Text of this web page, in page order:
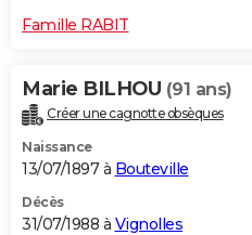
Famille RABIT
Marie BILHOU (91 ans)
Créer une cagnotte obsèques
Naissance
13/07/1897 à Bouteville
Décès
31/07/1988 à Vignolles